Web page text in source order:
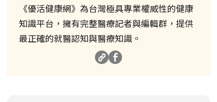
《優活健康網》為台灣極具專業權威性的健康
知識平台，擁有完整醫療記者與編輯群，提供
最正確的就醫認知與醫療知識。